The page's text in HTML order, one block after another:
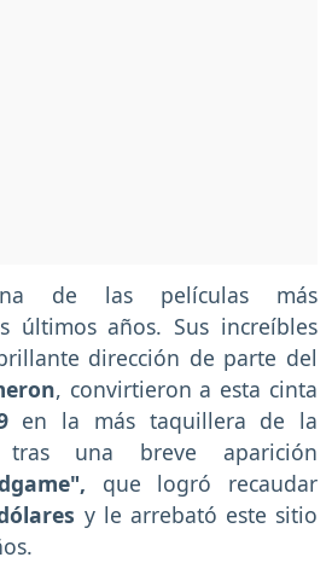
de las películas más
últimos años. Sus increíbles
dirección de parte del
, convirtieron a esta cinta
en la más taquillera de la
tras una breve aparición
que logró recaudar
y le arrebató este sitio